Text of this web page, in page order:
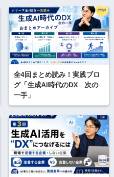
全4回まとめ読み！実践ブロ
グ「生成AI時代のDX 次の
一手」